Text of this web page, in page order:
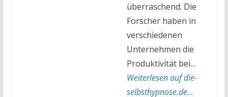
überraschend. Die
Forscher haben in
verschiedenen
Unternehmen die
Produktivität bei…
Weiterlesen auf die-
selbsthypnose.de...